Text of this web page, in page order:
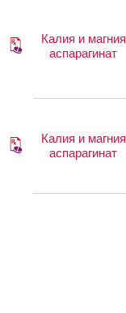
Калия и магния
аспарагинат
Калия и магния
аспарагинат